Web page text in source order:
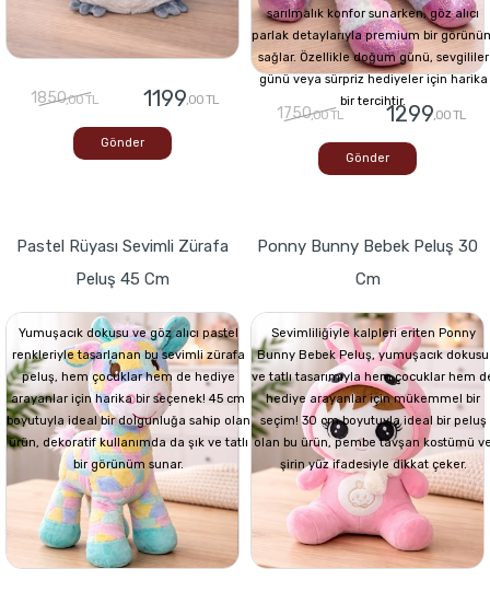
1850,00 TL 1199,00 TL
Gönder
sarılmalık konfor sunarken, göz alıcı
parlak detaylarıyla premium bir
sağlar. Özellikle doğum günü, sevgililer
günü veya sürpriz hediyeler için harika
bir tercihtir.
1750,00 TL 1299,00 TL
Gönder
Pastel Rüyası Sevimli Zürafa
Peluş 45 Cm
Yumuşacık dokusu ve göz alıcı pastel
renkleriyle tasarlanan bu sevimli zürafa
peluş, hem çocuklar hem de hediye
arayanlar için harika bir seçenek! 45 cm
boyutuyla ideal bir dolgunluğa sahip olan
ürün, dekoratif kullanımda da şık ve tatlı
bir görünüm sunar.
Ponny Bunny Bebek Peluş 30
Cm
Sevimliliğiyle kalpleri eriten Ponny
Bunny Bebek Peluş, yumuşacık dokusu
ve tatlı tasarımıyla hem çocuklar hem
hediye arayanlar için mükemmel bir
seçim! 30 cm boyutuyla ideal bir peluş
olan bu ürün, pembe tavşan kostümü
şirin yüz ifadesiyle dikkat çeker.